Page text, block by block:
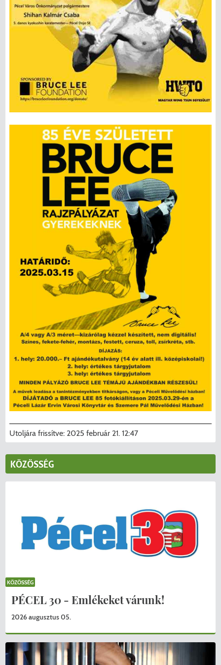
Utoljára frissítve: 2025 február 21. 12:47
KÖZÖSSÉG
PÉCEL 30 - Emlékeket várunk!
2026 augusztus 05.
KÖZÖSSÉG